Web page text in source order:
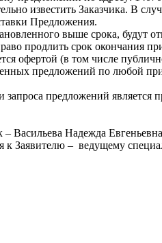
известить Заказчика. В
Предложения.
выше срока, будут
продлить срок окончания
офертой (в том числе
предложений по любой
предложений является
Васильева Надежда
к Заявителю – ведущему